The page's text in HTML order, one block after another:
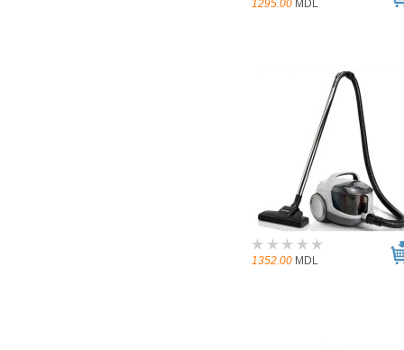
1295.00 MDL
1352.00 MDL